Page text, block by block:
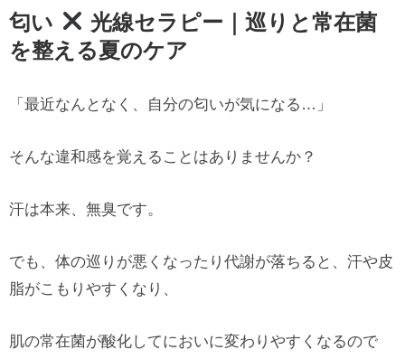
匂い
光線セラピー｜巡りと常在菌
を整える夏のケア
「最近なんとなく、自分の匂いが気になる…」
そんな違和感を覚えることはありませんか？
汗は本来、無臭です。
でも、体の巡りが悪くなったり代謝が落ちると、汗や皮
脂がこもりやすくなり、
肌の常在菌が酸化してにおいに変わりやすくなるので